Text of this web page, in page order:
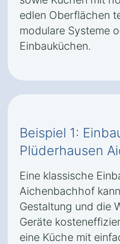
edlen Oberflächen
modulare Systeme
Einbauküchen.
Beispiel 1:
Plüderhausen
Eine klassische
Aichenbachhof
Gestaltung und die
Geräte
eine Küche mit